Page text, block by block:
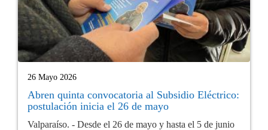
26 Mayo 2026
Abren quinta convocatoria al Subsidio Eléctrico:
postulación inicia el 26 de mayo
Valparaíso. - Desde el 26 de mayo y hasta el 5 de junio